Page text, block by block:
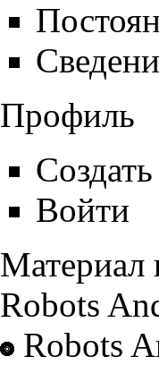
Профиль
Войти
Материал
Robots
Robots